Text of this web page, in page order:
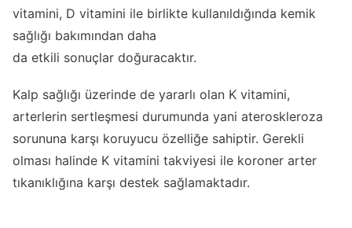
vitamini, D vitamini ile birlikte kullanıldığında kemik
sağlığı bakımından daha
da etkili sonuçlar doğuracaktır.
Kalp sağlığı üzerinde de yararlı olan K vitamini,
arterlerin sertleşmesi durumunda yani ateroskleroza
sorununa karşı koruyucu özelliğe sahiptir. Gerekli
olması halinde K vitamini takviyesi ile koroner arter
tıkanıklığına karşı destek sağlamaktadır.